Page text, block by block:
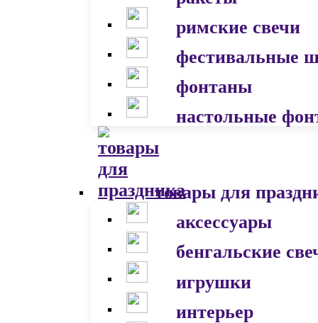
римские свечи
фестивальные
фонтаны
настольные
товары для
аксессуары
бенгальские
игрушки
интерьер